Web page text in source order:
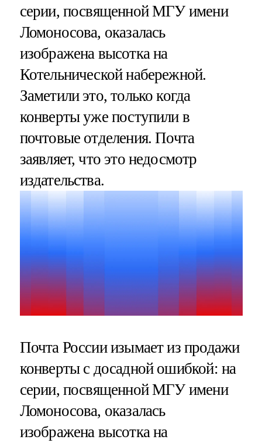
серии, посвященной МГУ имени
Ломоносова, оказалась
изображена высотка на
Котельнической набережной.
Заметили это, только когда
конверты уже поступили в
почтовые отделения. Почта
заявляет, что это недосмотр
издательства.
Почта России изымает из продажи
конверты с досадной ошибкой: на
серии, посвященной МГУ имени
Ломоносова, оказалась
изображена высотка на